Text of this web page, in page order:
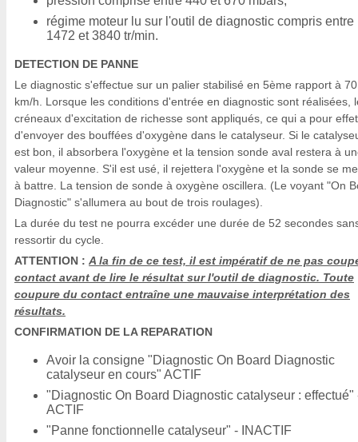
régime moteur lu sur l'outil de diagnostic compris entre
1472 et 3840 tr/min.
DETECTION DE PANNE
Le diagnostic s'effectue sur un palier stabilisé en 5ème rapport à 70
km/h. Lorsque les conditions d'entrée en diagnostic sont réalisées,
créneaux d'excitation de richesse sont appliqués, ce qui a pour effet
d'envoyer des bouffées d'oxygène dans le catalyseur. Si le
est bon, il absorbera l'oxygène et la tension sonde aval restera à
valeur moyenne. S'il est usé, il rejettera l'oxygène et la sonde se
à battre. La tension de sonde à oxygène oscillera. (Le voyant "On
Diagnostic" s'allumera au bout de trois roulages).
La durée du test ne pourra excéder une durée de 52 secondes
ressortir du cycle.
ATTENTION : A la fin de ce test, il est impératif de ne pas
contact avant de lire le résultat sur l'outil de diagnostic. Toute
coupure du contact entraîne une mauvaise interprétation des
résultats.
CONFIRMATION DE LA REPARATION
Avoir la consigne "Diagnostic On Board Diagnostic
catalyseur en cours" ACTIF
"Diagnostic On Board Diagnostic catalyseur : effectué"
ACTIF
"Panne fonctionnelle catalyseur" - INACTIF